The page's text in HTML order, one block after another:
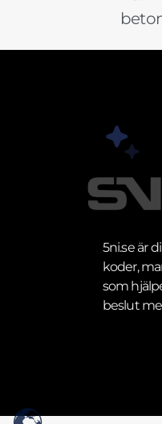
5ni.se är
koder,
som
beslut